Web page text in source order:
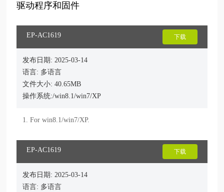
驱动程序和固件
EP-AC1619 下载
发布日期: 2025-03-14
语言: 多语言
文件大小: 40.65MB
操作系统:/win8.1/win7/XP
EP-AC1619 下载
发布日期: 2025-03-14
语言: 多语言